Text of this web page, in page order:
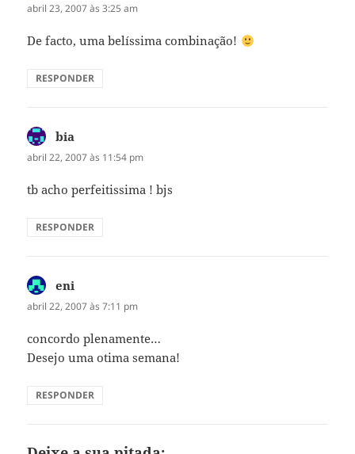
abril 23, 2007 às 3:25 am
De facto, uma belíssima combinação!
RESPONDER
bia
abril 22, 2007 às 11:54 pm
tb acho perfeitissima ! bjs
RESPONDER
eni
abril 22, 2007 às 7:11 pm
concordo plenamente…
Desejo uma otima semana!
RESPONDER